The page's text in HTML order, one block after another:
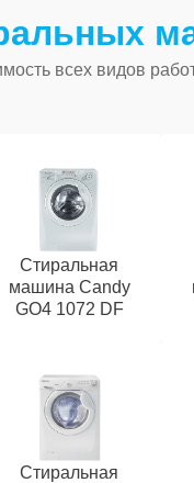
всех видов
Стиральная
машина Candy
GO4 1072 DF
Стиральная